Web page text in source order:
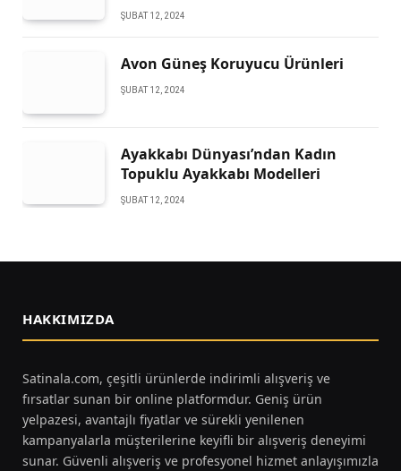
ŞUBAT 12, 2024
Avon Güneş Koruyucu Ürünleri
ŞUBAT 12, 2024
Ayakkabı Dünyası’ndan Kadın
Topuklu Ayakkabı Modelleri
ŞUBAT 12, 2024
HAKKIMIZDA
Satinala.com, çeşitli ürünlerde indirimli alışveriş ve
fırsatlar sunan bir online platformdur. Geniş ürün
yelpazesi, avantajlı fiyatlar ve sürekli yenilenen
kampanyalarla müşterilerine keyifli bir alışveriş deneyimi
sunar. Güvenli alışveriş ve profesyonel hizmet anlayışımızla